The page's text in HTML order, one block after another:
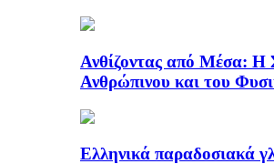
Ανθίζοντας από Μέσα: Η
Ανθρώπινου και του
Ελληνικά παραδοσιακά